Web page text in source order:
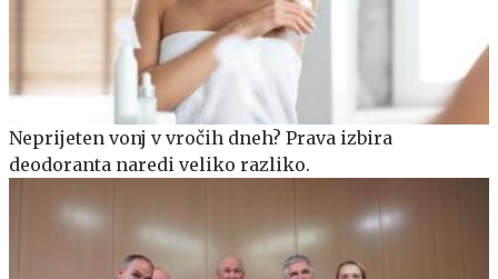
Neprijeten vonj v vročih dneh? Prava izbira
deodoranta naredi veliko razliko.